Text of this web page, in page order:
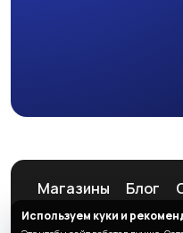
Магазины Блог
Служба поддержки
Используем куки и